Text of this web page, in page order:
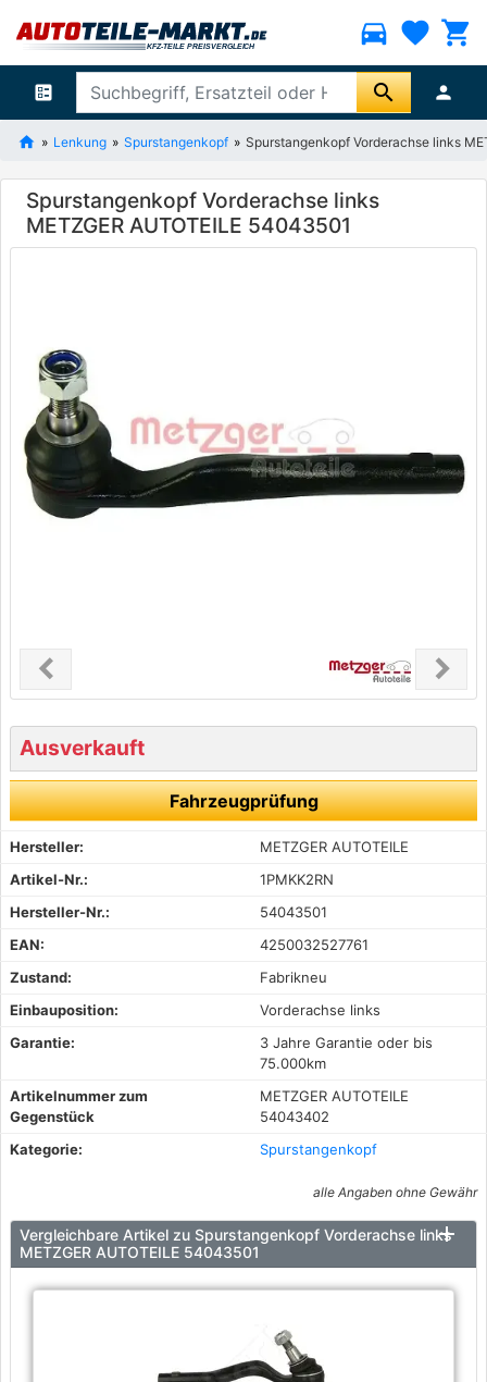
directions_car favorite shopping_cart
ballot search person
Lenkung Spurstangenkopf Spurstangenkopf Vorderachse links
Spurstangenkopf Vorderachse links
METZGER AUTOTEILE 54043501
chevron_leftPrevious chevron_right
Next
Ausverkauft
Fahrzeugprüfung
Hersteller:
METZGER AUTOTEILE
Artikel-Nr.:
1PMKK2RN
Hersteller-Nr.:
54043501
EAN:
4250032527761
Zustand:
Fabrikneu
Einbauposition:
Vorderachse links
Garantie:
3 Jahre Garantie oder bis
75.000km
Artikelnummer zum
Gegenstück
METZGER AUTOTEILE
54043402
Kategorie:
Spurstangenkopf
alle Angaben ohne Gewähr
Vergleichbare Artikel zu Spurstangenkopf Vorderachse links
METZGER AUTOTEILE 54043501